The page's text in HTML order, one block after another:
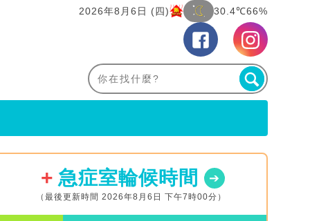
2026年8月6日 (四) 30.4℃66%
急症室輪候時間
（最後更新時間 2026年8月6日 下午7時00分）